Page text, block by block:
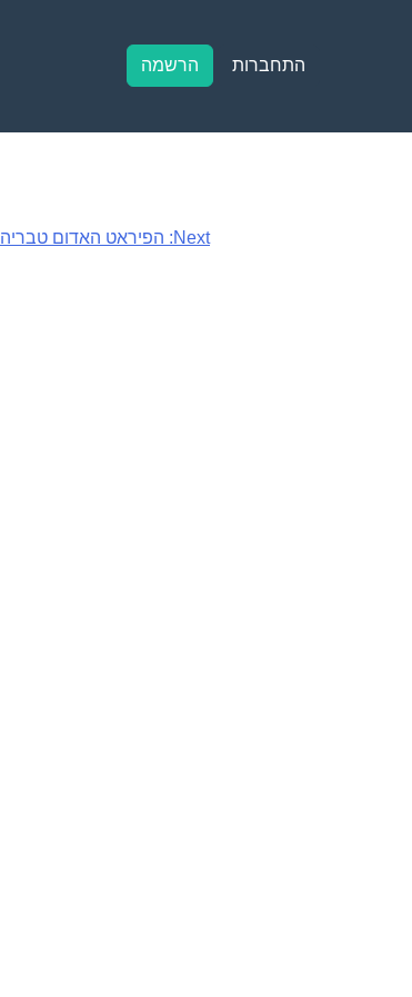
התחברות הרשמה
Next: הפיראט האדום טבריה